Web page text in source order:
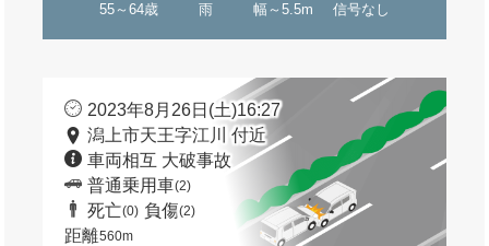
55～64歳 雨 幅～5.5m 信号なし
2023年8月26日(土)16:27
潟上市天王字江川 付近
車両相互 大破事故
普通乗用車(2)
死亡(0) 負傷(2)
距離560m